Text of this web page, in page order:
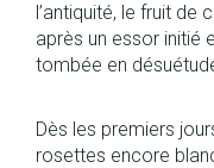
l’antiquité, le fruit de
après un essor initié
tombée en
Dès les premiers
rosettes encore